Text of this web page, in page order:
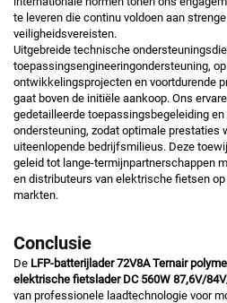
te leveren die continu voldoen aan
veiligheidsvereisten.
Uitgebreide technische
toepassingsengineeringondersteuning,
ontwikkelingsprojecten en voortdurende
gaat boven de initiële aankoop. Ons
gedetailleerde toepassingsbegeleiding
ondersteuning, zodat optimale prestaties
uiteenlopende bedrijfsmilieus. Deze
geleid tot lange-termijnpartnerschappen
en distributeurs van elektrische fietsen
markten.
Conclusie
De LFP-batterijlader 72V8A Ternair
elektrische fietslader DC 560W 87,6V/
van professionele laadtechnologie voor